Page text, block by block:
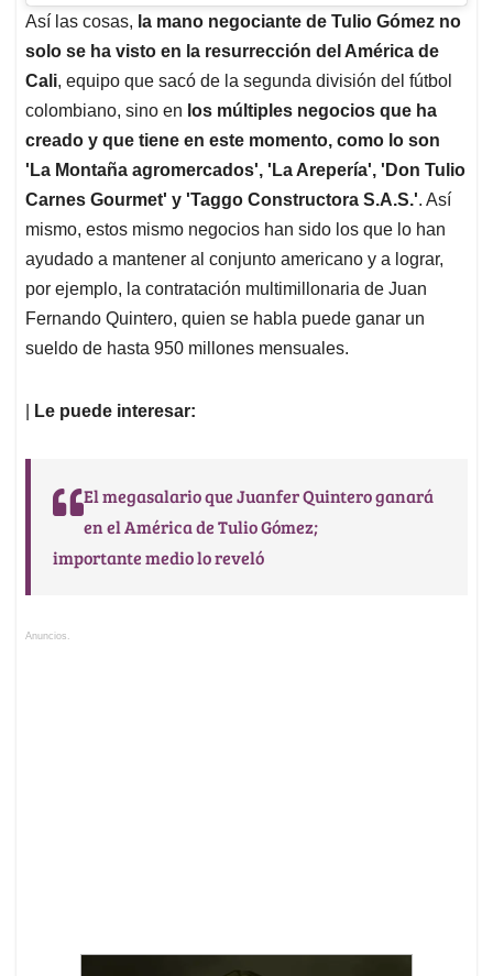
Así las cosas, la mano negociante de Tulio Gómez no
solo se ha visto en la resurrección del América de
Cali, equipo que sacó de la segunda división del fútbol
colombiano, sino en los múltiples negocios que ha
creado y que tiene en este momento, como lo son
'La Montaña agromercados', 'La Arepería', 'Don Tulio
Carnes Gourmet' y 'Taggo Constructora S.A.S.'. Así
mismo, estos mismo negocios han sido los que lo han
ayudado a mantener al conjunto americano y a lograr,
por ejemplo, la contratación multimillonaria de Juan
Fernando Quintero, quien se habla puede ganar un
sueldo de hasta 950 millones mensuales.
Le puede interesar:
El megasalario que Juanfer Quintero ganará
en el América de Tulio Gómez;
importante medio lo reveló
Anuncios.